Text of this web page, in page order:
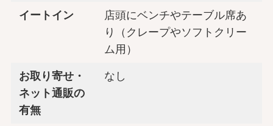
イートイン
店頭にベンチやテーブル席あ
り（クレープやソフトクリー
ム用）
お取り寄せ・
ネット通販の
有無
なし